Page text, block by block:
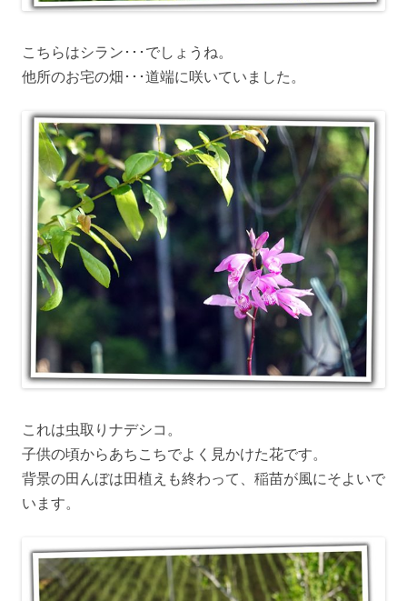
こちらはシラン･･･でしょうね。
他所のお宅の畑･･･道端に咲いていました。
これは虫取りナデシコ。
子供の頃からあちこちでよく見かけた花です。
背景の田んぼは田植えも終わって、稲苗が風にそよいで
います。